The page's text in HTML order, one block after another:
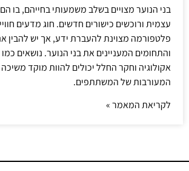
בני הנוער מצויים בשלב משמעותי בחייהם, בו
עצמית ורוכשים כישורים חדשים. חוג מדעים
פלטפורמה מצוינת להעברת ידע, אך יש להבין
והתחומים המעניינים את בני הנוער. נושאים כמו
אקולוגיה וחקר החלל יכולים להוות מוקד
המעורבות של המשתתפים.
לקריאת המאמר »